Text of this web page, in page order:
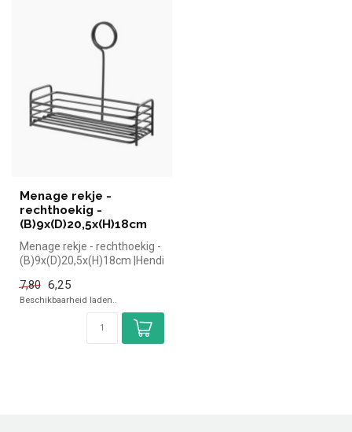
Menage rekje -
rechthoekig -
(B)9x(D)20,5x(H)18cm
Menage rekje - rechthoekig -
(B)9x(D)20,5x(H)18cm |Hendi
7,80 6,25
Beschikbaarheid laden..